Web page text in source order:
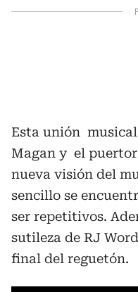
Esta unión
Magan y el
nueva visión del
sencillo se
ser repetitivos.
sutileza de RJ
final del reguetón.